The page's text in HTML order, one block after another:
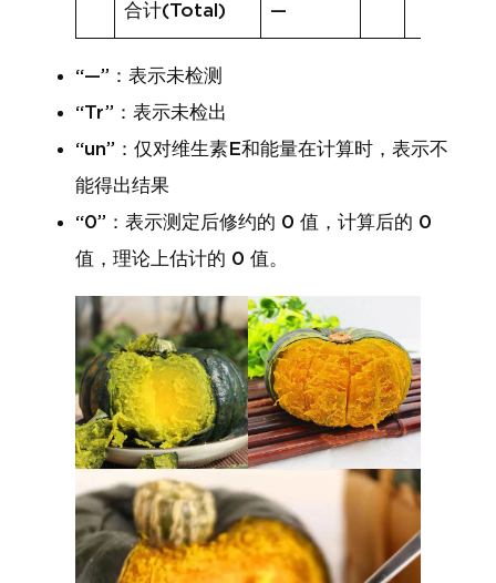
合计(Total) —
“—”：表示未检测
“Tr”：表示未检出
“un”：仅对维生素E和能量在计算时，表示不
能得出结果
“0”：表示测定后修约的 0 值，计算后的 0
值，理论上估计的 0 值。